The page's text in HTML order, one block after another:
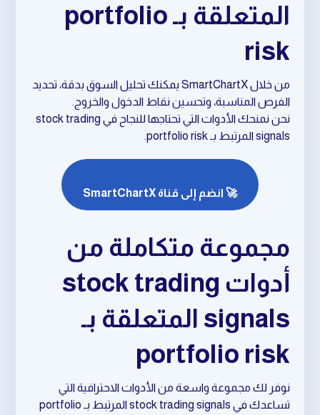
المتعلقة بـ portfolio
risk
من خلال SmartChartX يمكنك تحليل السوق بدقة، تحديد
الفرص المناسبة، وتحسين نقاط الدخول والخروج.
نحن نمنحك الأدوات التي تحتاجها للنجاح في stock trading
signals المرتبط بـ portfolio risk.
🚀 انضم إلى قناة SmartChartX
مجموعة متكاملة من
أدوات stock trading
signals المتعلقة بـ
portfolio risk
نوفر لك مجموعة واسعة من الأدوات الاحترافية التي
تساعدك في stock trading signals المرتبط بـ portfolio